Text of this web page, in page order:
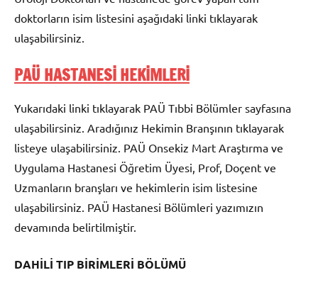
doktorların isim listesini aşağıdaki linki tıklayarak
ulaşabilirsiniz.
PAÜ HASTANESİ HEKİMLERİ
Yukarıdaki linki tıklayarak PAÜ Tıbbi Bölümler sayfasına
ulaşabilirsiniz. Aradığınız Hekimin Branşının tıklayarak
listeye ulaşabilirsiniz. PAÜ Onsekiz Mart Araştırma ve
Uygulama Hastanesi Öğretim Üyesi, Prof, Doçent ve
Uzmanların branşları ve hekimlerin isim listesine
ulaşabilirsiniz. PAÜ Hastanesi Bölümleri yazımızın
devamında belirtilmiştir.
DAHİLİ TIP BİRİMLERİ BÖLÜMÜ